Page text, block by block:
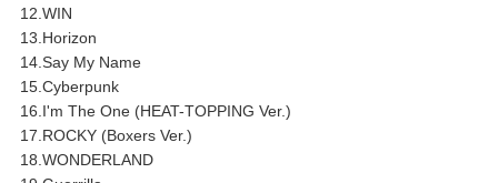
12.WIN
13.Horizon
14.Say My Name
15.Cyberpunk
16.I'm The One (HEAT-TOPPING Ver.)
17.ROCKY (Boxers Ver.)
18.WONDERLAND